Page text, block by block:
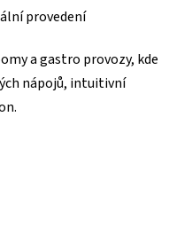
provedení
a gastro provozy, kde
nápojů, intuitivní